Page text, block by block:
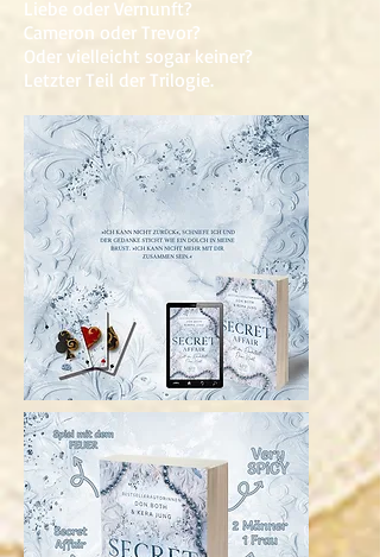
Liebe oder Vernunft?
Cameron oder Trevor?
Oder vielleicht sogar keiner?
Letzter Teil der Trilogie.